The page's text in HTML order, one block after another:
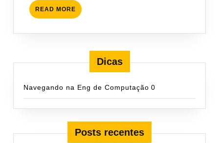
READ MORE READ
MORE
Dicas
Navegando na Eng de Computação 0
Posts recentes